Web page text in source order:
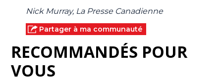
Nick Murray, La Presse Canadienne
Partager à ma communauté
RECOMMANDÉS POUR
VOUS